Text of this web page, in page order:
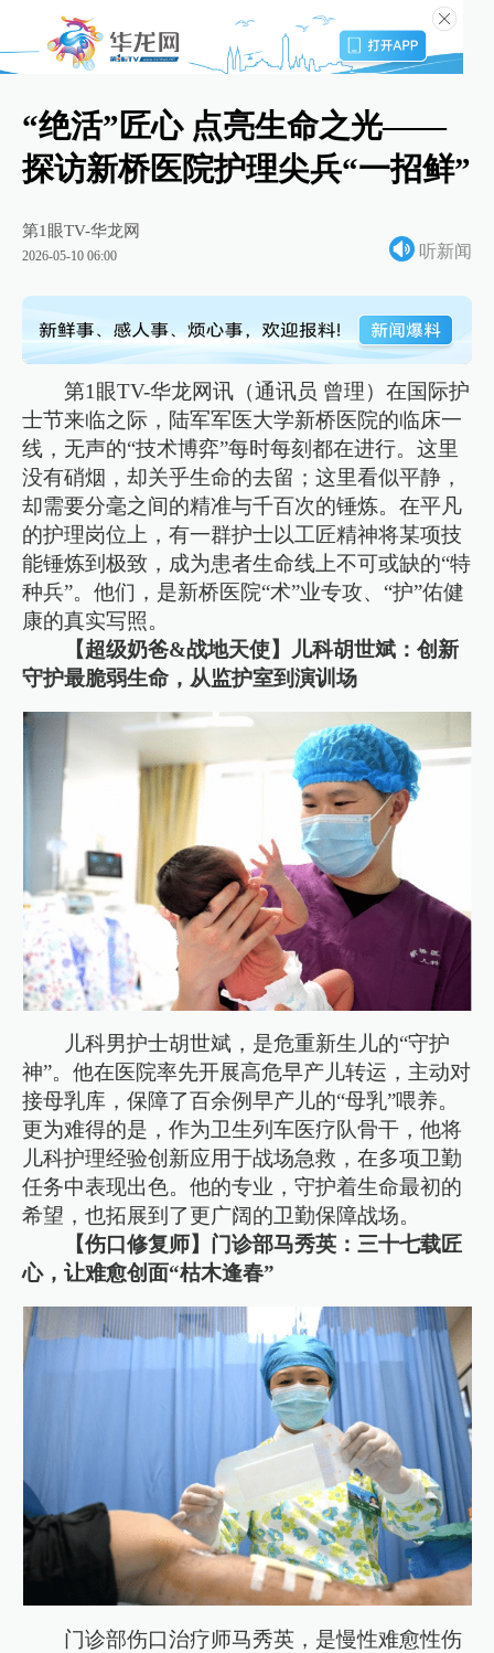
“绝活”匠心 点亮生命之光——
探访新桥医院护理尖兵“一招鲜”
第1眼TV-华龙网
2026-05-10 06:00 听新闻
第1眼TV-华龙网讯（通讯员 曾理）在国际护
士节来临之际，陆军军医大学新桥医院的临床一
线，无声的“技术博弈”每时每刻都在进行。这里
没有硝烟，却关乎生命的去留；这里看似平静，
却需要分毫之间的精准与千百次的锤炼。在平凡
的护理岗位上，有一群护士以工匠精神将某项技
能锤炼到极致，成为患者生命线上不可或缺的“特
种兵”。他们，是新桥医院“术”业专攻、“护”佑健
康的真实写照。
【超级奶爸&战地天使】儿科胡世斌：创新
守护最脆弱生命，从监护室到演训场
儿科男护士胡世斌，是危重新生儿的“守护
神”。他在医院率先开展高危早产儿转运，主动对
接母乳库，保障了百余例早产儿的“母乳”喂养。
更为难得的是，作为卫生列车医疗队骨干，他将
儿科护理经验创新应用于战场急救，在多项卫勤
任务中表现出色。他的专业，守护着生命最初的
希望，也拓展到了更广阔的卫勤保障战场。
【伤口修复师】门诊部马秀英：三十七载匠
心，让难愈创面“枯木逢春”
门诊部伤口治疗师马秀英，是慢性难愈性伤